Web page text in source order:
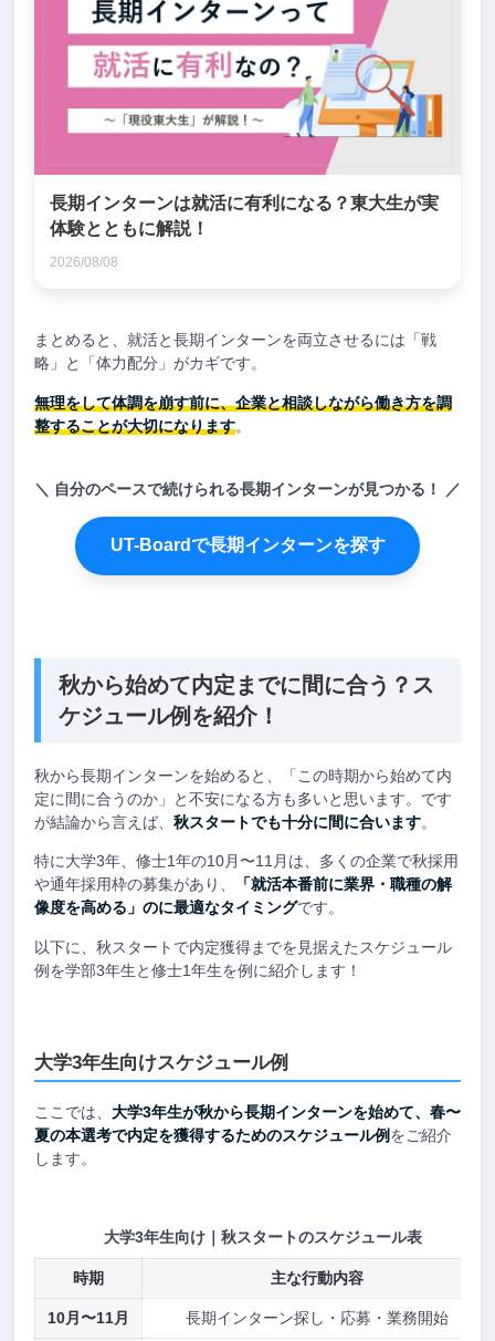
長期インターンは就活に有利になる？東大生が実
体験とともに解説！
2026/08/08
まとめると、就活と長期インターンを両立させるには「戦
略」と「体力配分」がカギです。
無理をして体調を崩す前に、企業と相談しながら働き方を調
整することが大切になります。
自分のペースで続けられる長期インターンが見つかる！
UT-Boardで長期インターンを探す
秋から始めて内定までに間に合う？ス
ケジュール例を紹介！
秋から長期インターンを始めると、「この時期から始めて内
定に間に合うのか」と不安になる方も多いと思います。です
が結論から言えば、 秋スタートでも十分に間に合います。
特に大学3年、修士1年の10月〜11月は、多くの企業で秋採用
や通年採用枠の募集があり、
「就活本番前に業界・職種の解
像度を高める」のに最適なタイミングです。
以下に、秋スタートで内定獲得までを見据えたスケジュール
例を学部3年生と修士1年生を例に紹介します！
大学3年生向けスケジュール例
ここでは、 大学3年生が秋から長期インターンを始めて、春〜
夏の本選考で内定を獲得するためのスケジュール例をご紹介
します。
大学3年生向け｜秋スタートのスケジュール表
時期 主な行動内容
10月〜11月 長期インターン探し・応募・業務開始